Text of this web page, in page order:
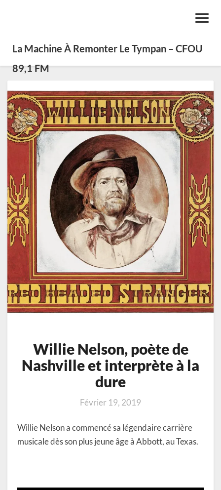
Toggle
La Machine À Remonter Le Tympan – CFOU
89,1 FM
Willie
Nelson,
poète
de
Nashville
interprète
la
dure
Willie Nelson, poète de
Nashville et interprète à la
dure
Février 19, 2019
Willie Nelson a commencé sa légendaire carrière
musicale dès son plus jeune âge à Abbott, au Texas.